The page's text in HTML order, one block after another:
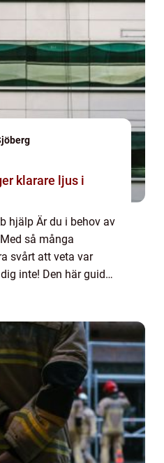
klarare ljus i
hjälp Är du i behov av
så många
svårt att veta var
inte! Den här guiden